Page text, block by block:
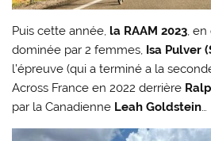
Puis cette année, la RAAM 2023,
dominée par 2 femmes, Isa Pulver
l’épreuve (qui a terminé a la
Across France en 2022 derrière
par la Canadienne Leah Goldstein…